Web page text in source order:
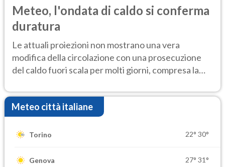
Meteo, l'ondata di caldo si conferma
duratura
Le attuali proiezioni non mostrano una vera
modifica della circolazione con una prosecuzione
del caldo fuori scala per molti giorni, compresa la
Meteo città italiane
Torino 22° 30°
Genova 27° 31°